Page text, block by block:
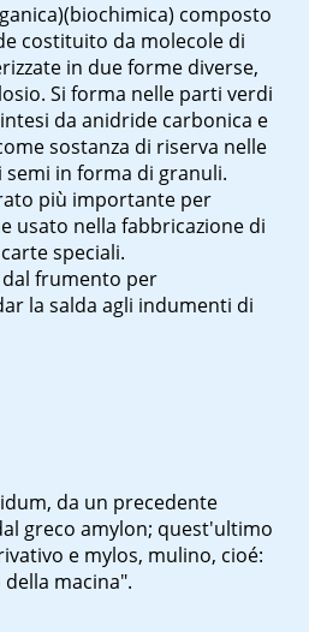
composto
costituito da molecole di
in due forme diverse,
Si forma nelle parti verdi
da anidride carbonica e
sostanza di riserva nelle
in forma di granuli.
più importante per
usato nella fabbricazione di
speciali.
frumento per
la salda agli indumenti di
, da un precedente
greco amylon; quest'ultimo
e mylos, mulino, cioé:
macina".